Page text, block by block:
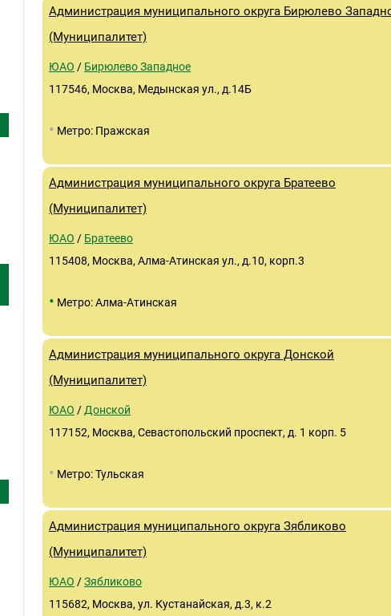
Администрация муниципального округа Бирюлево
(Муниципалитет)
ЮАО / Бирюлево Западное
117546, Москва, Медынская ул., д.14Б
• Метро: Пражская
Администрация муниципального округа Братеево
(Муниципалитет)
ЮАО / Братеево
115408, Москва, Алма-Атинская ул., д.10, корп.3
• Метро: Алма-Атинская
Администрация муниципального округа Донской
(Муниципалитет)
ЮАО / Донской
117152, Москва, Севастопольский проспект, д. 1 корп. 5
• Метро: Тульская
Администрация муниципального округа Зябликово
(Муниципалитет)
ЮАО /Зябликово
115682, Москва, ул. Кустанайская, д.3, к.2